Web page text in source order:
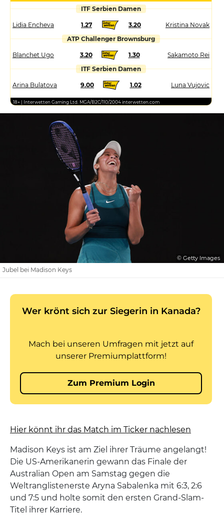
ITF Serbien Damen
Lidia Encheva 1.27 3.20
Kristina Novak
ATP Challenger Brownsburg
Blanchet Ugo 3.20 1.30
Sakamoto Rei
ITF Serbien Damen
Arina Bulatova 9.00 1.02 Luna Vujovic
18+ | Interwetten Gaming Ltd. MGA/B2C/110/2004 interwetten.com
© Getty Images
Jubel bei Madison Keys
Hier könnt ihr das Match im Ticker nachlesen
Madison Keys ist am Ziel ihrer Träume angelangt!
Die US-Amerikanerin gewann das Finale der
Australian Open am Samstag gegen die
Weltranglistenerste Aryna Sabalenka mit 6:3, 2:6
und 7:5 und holte somit den ersten Grand-Slam-
Titel ihrer Karriere.